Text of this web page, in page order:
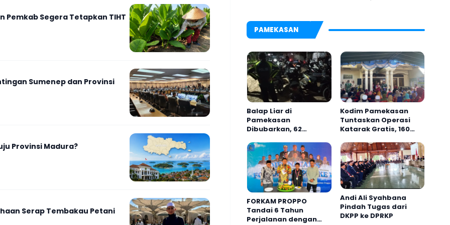
Pemkab Segera Tetapkan TIHT
Sumenep dan Provinsi
Provinsi Madura?
Serap Tembakau Petani
Rakyat
PAMEKASAN
Balap Liar di
Pamekasan
Dibubarkan, 62
Diamankan
Kodim Pamekasan
Tuntaskan Operasi
Katarak Gratis, 160
Melihat Lebih Jelas
FORKAM PROPPO
Tandai 6 Tahun
Perjalanan dengan
Andi Ali Syahbana
Pindah Tugas dari
DKPP ke DPRKP